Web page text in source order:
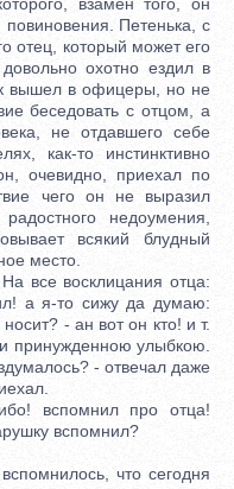
Петенька, с
отец, который может его
охотно ездил в
вышел в офицеры, но не
беседовать с отцом, а
не отдавшего себе
как-то инстинктивно
очевидно, приехал по
чего он не выразил
недоумения,
всякий блудный
место.
все восклицания отца:
а я-то сижу да думаю:
- ан вот он кто! и т.
принужденною улыбкою.
- отвечал даже
вспомнил про отца!
вспомнил?
что сегодня